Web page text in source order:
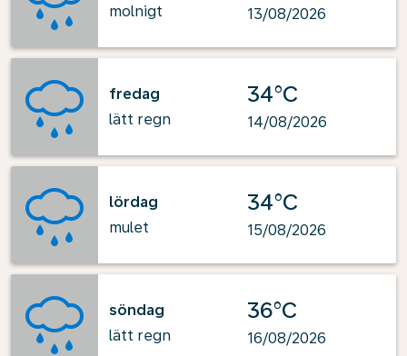
molnigt
13/08/2026
fredag
lätt regn
34°C
14/08/2026
lördag
mulet
34°C
15/08/2026
söndag
lätt regn
36°C
16/08/2026